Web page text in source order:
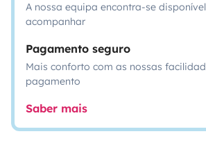
A nossa equipa encontra-se
acompanhar
Pagamento seguro
Mais conforto com as nossas
pagamento
Saber mais